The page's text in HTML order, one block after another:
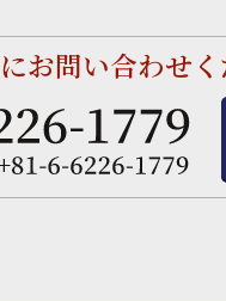
お問い合わせ